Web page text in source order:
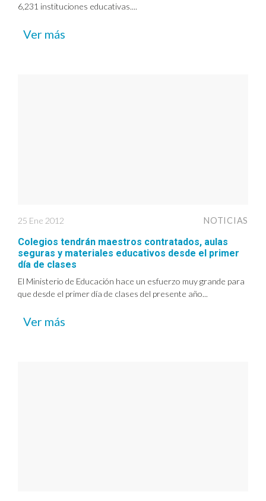
6,231 instituciones educativas....
Ver más
25 Ene 2012 NOTICIAS
Colegios tendrán maestros contratados, aulas
seguras y materiales educativos desde el primer
día de clases
El Ministerio de Educación hace un esfuerzo muy grande para
que desde el primer día de clases del presente año...
Ver más